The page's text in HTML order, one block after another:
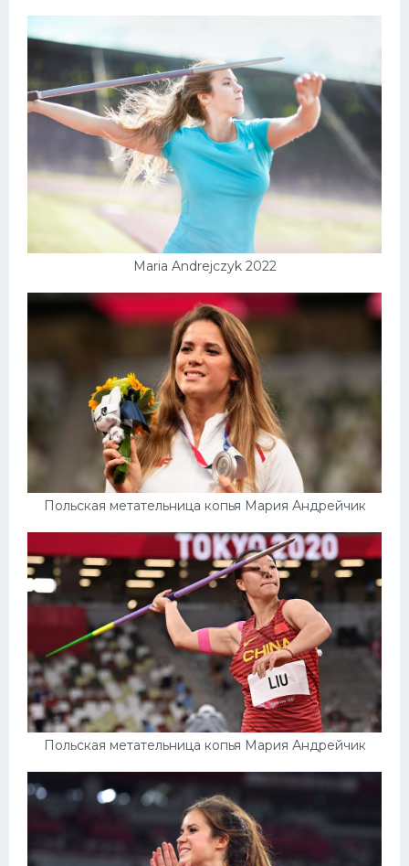
Maria Andrejczyk 2022
Польская метательница копья Мария Андрейчик
Польская метательница копья Мария Андрейчик